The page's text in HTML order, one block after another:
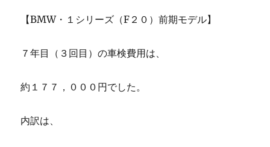
【BMW・１シリーズ（F２０）前期モデル】
７年目（３回目）の車検費用は、
約１７７，０００円でした。
内訳は、